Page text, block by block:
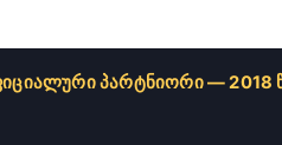
პარტნიორი — 2018